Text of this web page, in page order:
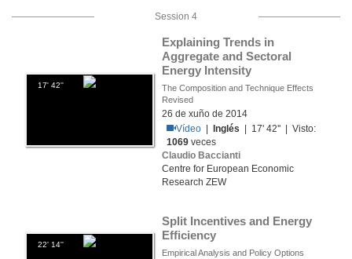
Session 4
17' 42''
Explaining Trends in
Aggregate and Sectoral
Energy Intensity
The Composition and Technique Effects
Revised
26 de xuño de 2014
Vídeo
Inglés | 17' 42'' | Visto:
1069 veces
Claudio Baccianti
Centre for European Economic
Research ZEW
22' 14''
Split Incentives and Energy
Efficiency
Empirical Analysis and Policy Options